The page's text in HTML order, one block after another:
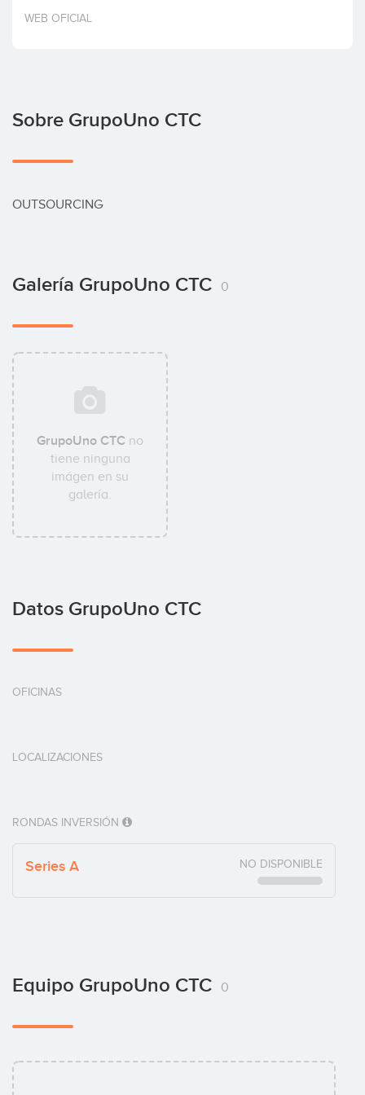
Invertir
WEB OFICIAL
Sobre GrupoUno CTC
OUTSOURCING
Galería GrupoUno CTC 0
GrupoUno CTC no
tiene ninguna
imágen en su
galería.
Datos GrupoUno CTC
OFICINAS
LOCALIZACIONES
RONDAS INVERSIÓN
Series A NO DISPONIBLE
Equipo GrupoUno CTC 0